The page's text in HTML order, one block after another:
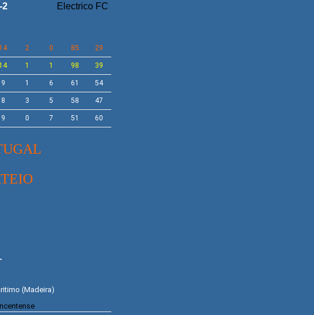
2
Electrico FC
14 2 0 85 29
14 1 1 98 39
9 1 6 61 54
8 3 5 58 47
9 0 7 51 60
(Madeira)